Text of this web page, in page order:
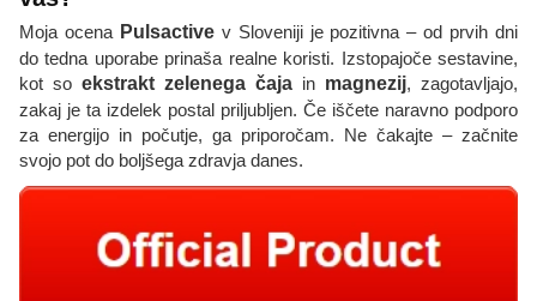
Moja ocena Pulsactivev Sloveniji je pozitivna – od prvih dni
do tedna uporabe prinaša realne koristi. Izstopajoče sestavine,
kot so ekstrakt zelenega čaja in magnezij, zagotavljajo,
zakaj je ta izdelek postal priljubljen. Če iščete naravno podporo
za energijo in počutje, ga priporočam. Ne čakajte – začnite
svojo pot do boljšega zdravja danes.